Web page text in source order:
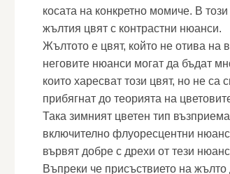
косата на конкретно момиче. В
жълтия цвят с контрастни нюанси.
Жълтото е цвят, който не отива на
неговите нюанси могат да бъдат
които харесват този цвят, но не са
прибягнат до теорията на
Така зимният цветен тип
включително флуоресцентни
вървят добре с дрехи от тези
Въпреки че присъствието на жълто